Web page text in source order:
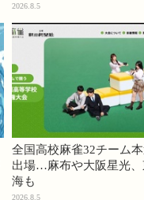
2026.8.5
全国高校麻雀32チーム
出場…麻布や大阪星光、
海も
2026.8.5